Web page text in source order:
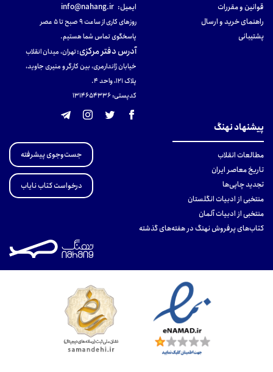
قوانین و مقررات
راهنمای خرید و ارسال
پشتیبانی
ایمیل: info@nahang.ir
روزهای کاری از ساعت ۹ صبح تا ۵ عصر
پاسخگوی تماس شما هستیم.
آدرس دفتر مرکزی:تهران، میدان انقلاب
خیابان ژاندارمری، بین کارگر و منیری جاوید،
پلاک 121، واحد ۴.
کدپستی: 131465433۶
پیشنهاد نهنگ
مطالعات انقلاب
تاریخ معاصر ایران
تجدید چاپی‌ها
منتخبی از ادبیات انگلستان
منتخبی از ادبیات آلمان
کتاب‌های پرفروش نهنگ در هفته‌های گذشته
جست‌وجوی پیشرفته
درخواست کتاب نایاب